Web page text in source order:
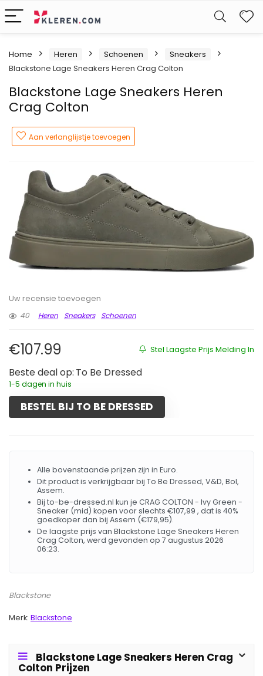
Home Heren Schoenen
Sneakers
Blackstone Lage Sneakers Heren Crag Colton
Blackstone Lage Sneakers Heren
Crag Colton
Aan verlanglijstje toevoegen
Uw recensie toevoegen
40
Heren Sneakers Schoenen
Stel Laagste Prijs Melding In
€107.99
Beste deal op: To Be Dressed
1-5 dagen in huis
BESTEL BIJ TO BE DRESSED
Alle bovenstaande prijzen zijn in Euro.
Dit product is verkrijgbaar bij To Be Dressed, V&D, Bol,
Assem.
Bij to-be-dressed.nl kun je CRAG COLTON - Ivy Green -
Sneaker (mid) kopen voor slechts €107,99 , dat is 40%
goedkoper dan bij Assem (€179,95).
De laagste prijs van Blackstone Lage Sneakers Heren
Crag Colton, werd gevonden op 7 augustus 2026
06:23.
Blackstone
Merk: Blackstone
Blackstone Lage Sneakers Heren Crag
Colton Prijzen